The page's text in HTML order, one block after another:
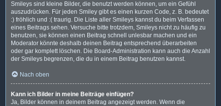
Smileys sind kleine Bilder, die benutzt werden können, um ein Gefühl
auszudrücken. Für jeden Smiley gibt es einen kurzen Code, z. B. bedeutet
:) fröhlich und :( traurig. Die Liste aller Smileys kannst du beim Verfassen
eines Beitrags sehen. Versuche bitte trotzdem, Smileys nicht zu häufig zu
benutzen, sie können einen Beitrag schnell unlesbar machen und ein
Moderator könnte deshalb deinen Beitrag entsprechend überarbeiten
oder gar komplett löschen. Die Board-Administration kann auch die Anzahl
der Smileys begrenzen, die du in einem Beitrag benutzen kannst.
Nach oben
Kann ich Bilder in meine Beiträge einfügen?
Ja, Bilder können in deinem Beitrag angezeigt werden. Wenn die